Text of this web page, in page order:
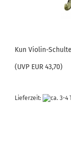
Kun Violin-
(UVP EUR 43,70)
Lieferzeit: